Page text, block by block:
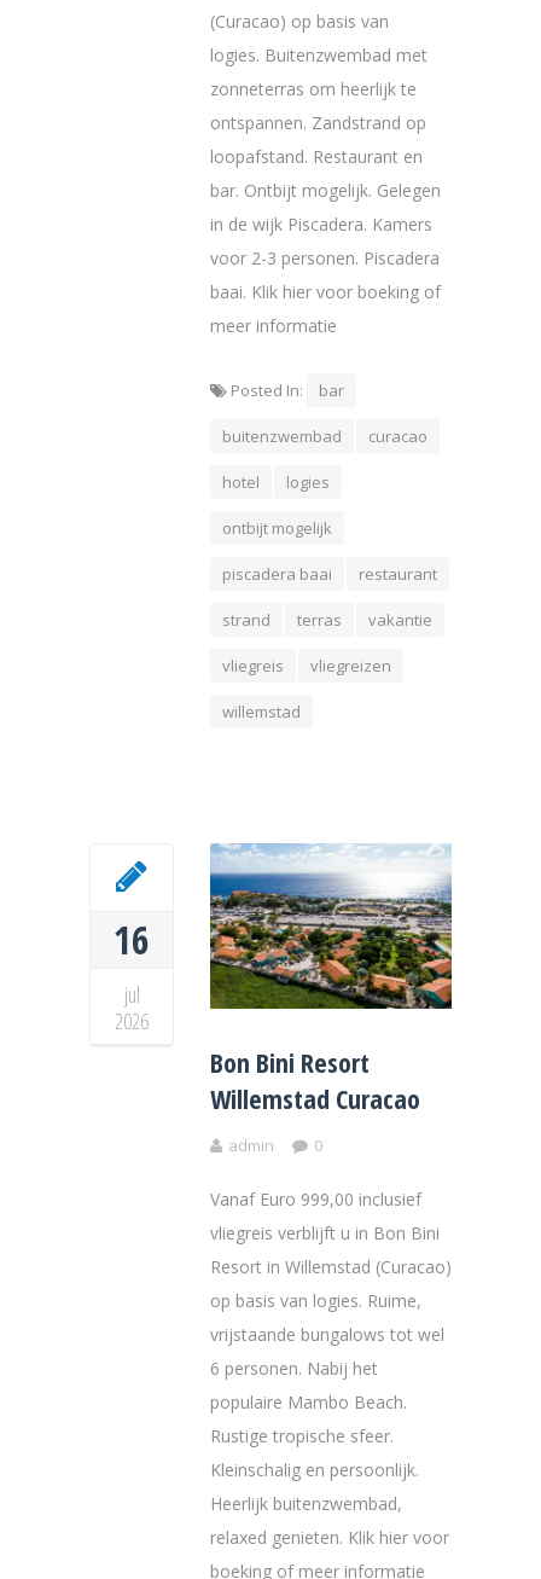
(Curacao) op basis van
logies. Buitenzwembad met
zonneterras om heerlijk te
ontspannen. Zandstrand op
loopafstand. Restaurant en
bar. Ontbijt mogelijk. Gelegen
in de wijk Piscadera. Kamers
voor 2-3 personen. Piscadera
baai. Klik hier voor boeking of
meer informatie
Posted In: bar
buitenzwembad curacao
hotel logies
ontbijt mogelijk
piscadera baai restaurant
strand terras vakantie
vliegreis vliegreizen
willemstad
16
jul
2026
Bon Bini Resort
Willemstad Curacao
admin 0
Vanaf Euro 999,00 inclusief
vliegreis verblijft u in Bon Bini
Resort in Willemstad (Curacao)
op basis van logies. Ruime,
vrijstaande bungalows tot wel
6 personen. Nabij het
populaire Mambo Beach.
Rustige tropische sfeer.
Kleinschalig en persoonlijk.
Heerlijk buitenzwembad,
relaxed genieten. Klik hier voor
boeking of meer informatie